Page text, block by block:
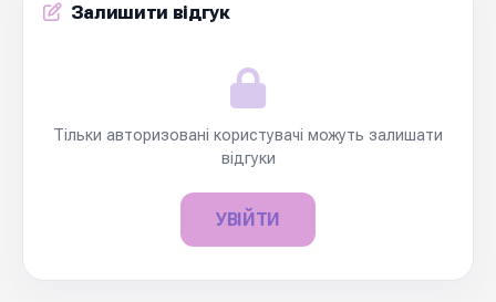
Залишити відгук
Тільки авторизовані користувачі можуть залишати
відгуки
УВІЙТИ